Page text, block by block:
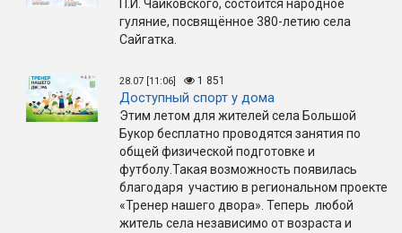
П.И. Чайковского, состоится народное
гуляние, посвящённое 380-летию села
Сайгатка.
28.07 [11:06] 1 851
Доступный спорт у дома
Этим летом для жителей села Большой
Букор бесплатно проводятся занятия по
общей физической подготовке и
футболу.Такая возможность появилась
благодаря участию в региональном проекте
«Тренер нашего двора». Теперь любой
житель села независимо от возраста и